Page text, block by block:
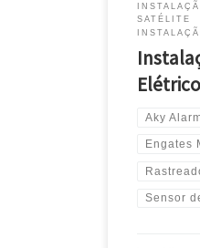
SATÉLITE
Aky
Engates
Sensor